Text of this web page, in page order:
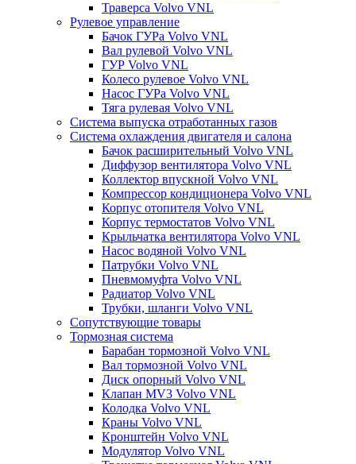
Траверса Volvo VNL
Рулевое управление
Бачок ГУРа Volvo VNL
Вал рулевой Volvo VNL
ГУР Volvo VNL
Колесо рулевое Volvo VNL
Насос ГУРа Volvo VNL
Тяга рулевая Volvo VNL
Система выпуска отработанных газов
Система охлаждения двигателя и салона
Бачок расширительный Volvo VNL
Диффузор вентилятора Volvo VNL
Коллектор впускной Volvo VNL
Компрессор кондиционера Volvo VNL
Корпус отопителя Volvo VNL
Корпус термостатов Volvo VNL
Крыльчатка вентилятора Volvo VNL
Насос водяной Volvo VNL
Патрубки Volvo VNL
Пневмомуфта Volvo VNL
Радиатор Volvo VNL
Трубки, шланги Volvo VNL
Сопутствующие товары
Тормозная система
Барабан тормозной Volvo VNL
Вал тормозной Volvo VNL
Диск опорный Volvo VNL
Клапан MV3 Volvo VNL
Колодка Volvo VNL
Краны Volvo VNL
Кронштейн Volvo VNL
Модулятор Volvo VNL